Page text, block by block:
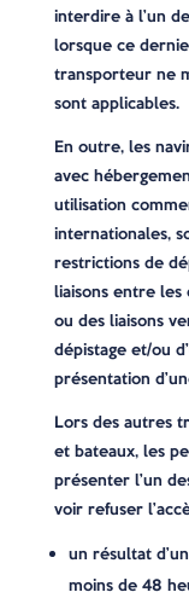
interdire à l’un
lorsque ce
transporteur ne
sont applicables.
En outre, les
avec
utilisation
internationales,
restrictions de
liaisons entre
ou des liaisons
dépistage et/ou
présentation
Lors des autres
et bateaux, les
présenter l’un
voir refuser
un résultat
moins de 48